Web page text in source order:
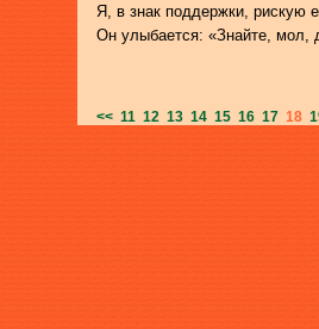
Я, в знак поддержки, рискую
Он улыбается: «Знайте, мол,
<< 11 12 13 14 15 16 17 18